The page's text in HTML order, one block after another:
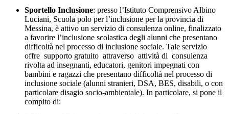
Sportello Inclusione: presso l’Istituto Comprensivo Albino
Luciani, Scuola polo per l’inclusione per la provincia di
Messina, è attivo un servizio di consulenza online, finalizzato
a favorire l’inclusione scolastica degli alunni che presentano
difficoltà nel processo di inclusione sociale. Tale servizio
offre supporto gratuito attraverso attività di consulenza
rivolta ad insegnanti, educatori, genitori impegnati con
bambini e ragazzi che presentano difficoltà nel processo di
inclusione sociale (alunni stranieri, DSA, BES, disabili, o con
particolare disagio socio-ambientale). In particolare, si pone il
compito di: